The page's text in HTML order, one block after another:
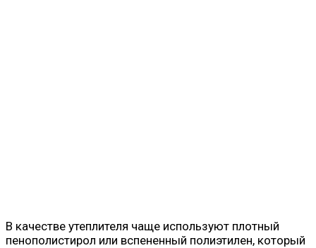
В качестве утеплителя чаще используют плотный
пенополистирол или вспененный полиэтилен, который